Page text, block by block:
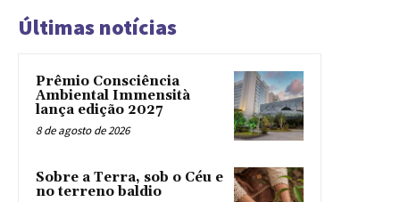
Últimas notícias
Prêmio Consciência
Ambiental Immensità
lança edição 2027
8 de agosto de 2026
Sobre a Terra, sob o Céu e
no terreno baldio